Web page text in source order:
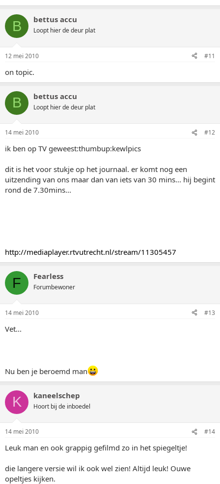
B bettus accu
Loopt hier de deur plat
12 mei 2010 #11
on topic.
B bettus accu
Loopt hier de deur plat
14 mei 2010 #12
ik ben op TV geweest:thumbup:kewlpics
dit is het voor stukje op het journaal. er komt nog een
uitzending van ons maar dan van iets van 30 mins... hij begint
rond de 7.30mins...
http://mediaplayer.rtvutrecht.nl/stream/11305457
F Fearless
Forumbewoner
14 mei 2010 #13
Vet...
Nu ben je beroemd man
K kaneelschep
Hoort bij de inboedel
14 mei 2010 #14
Leuk man en ook grappig gefilmd zo in het spiegeltje!
die langere versie wil ik ook wel zien! Altijd leuk! Ouwe
opeltjes kijken.